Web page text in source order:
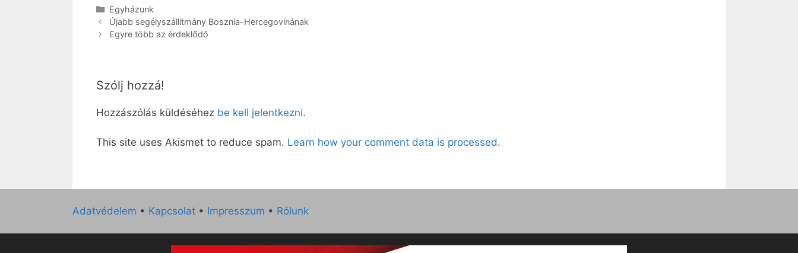
Kategória
Egyházunk
Újabb segélyszállítmány Bosznia-Hercegovinának
Egyre több az érdeklődő
Szólj hozzá!
Hozzászólás küldéséhez be kell jelentkezni.
This site uses Akismet to reduce spam. Learn how your comment data is processed.
Adatvédelem • Kapcsolat • Impresszum • Rólunk